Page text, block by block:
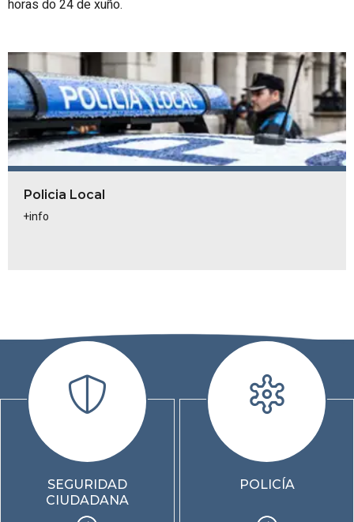
horas do 24 de xuño.
Policia Local
+info
SEGURIDAD
CIUDADANA
POLICÍA